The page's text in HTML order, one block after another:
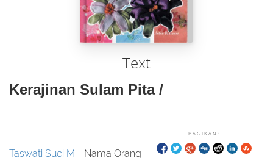
Text
Kerajinan Sulam Pita /
BAGIKAN:
Taswati Suci M - Nama Orang